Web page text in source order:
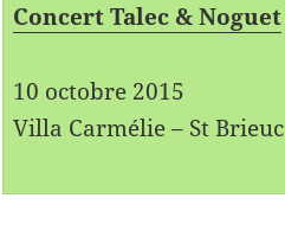
Concert Talec & Noguet
10 octobre 2015
Villa Carmélie – St Brieuc